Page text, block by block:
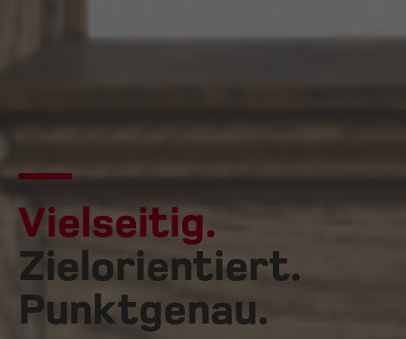
Vielseitig.
Zielorientiert.
Punktgenau.